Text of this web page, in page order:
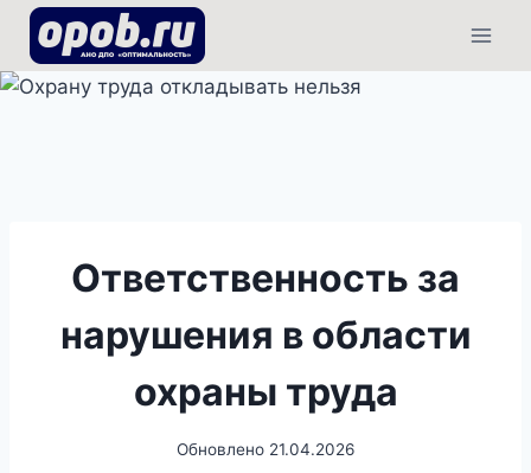
Перейти
содержимому
Ответственность за
нарушения в области
охраны труда
Обновлено 21.04.2026